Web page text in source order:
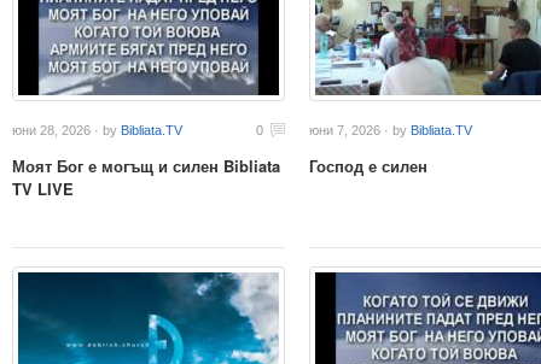
юни 28, 2026 · by Bibliata.TV 0
Моят Бог е могъщ и силен Bibliata
TV LIVE
юни 7, 2026 · by Bibliata.TV
Господ е силен